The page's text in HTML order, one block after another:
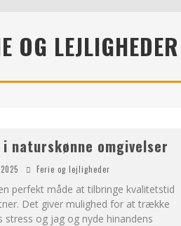
OG LEJLIGHEDER
naturskønne omgivelser
Ferie og lejligheder
perfekt måde at tilbringe kvalitetstid
Det giver mulighed for at trække
stress og jag og nyde hinandens